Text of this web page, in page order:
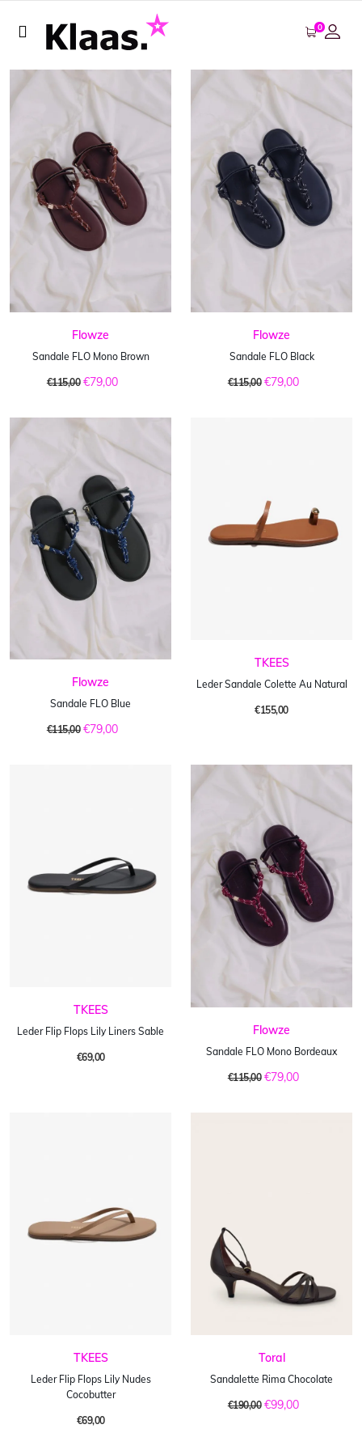
0
Flowze
Sandale FLO Mono Brown
€115,00 €79,00
Flowze
Sandale FLO Black
€115,00 €79,00
Flowze
Sandale FLO Blue
€115,00 €79,00
TKEES
Leder Sandale Colette Au Natural
€155,00
TKEES
Leder Flip Flops Lily Liners Sable
€69,00
Flowze
Sandale FLO Mono Bordeaux
€115,00 €79,00
TKEES
Leder Flip Flops Lily Nudes
Cocobutter
€69,00
Toral
Sandalette Rima Chocolate
€190,00 €99,00